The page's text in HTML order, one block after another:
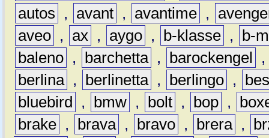
autos
, avant , avantime ,
aveo , ax , aygo , b-klasse ,
b-
baleno , barchetta , barockengel
berlina , berlinetta , berlingo ,
bluebird
, bmw , bolt , bop ,
brake , brava , bravo , brera ,